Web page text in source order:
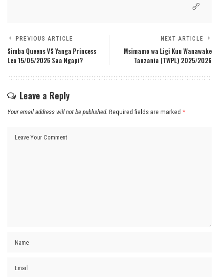
PREVIOUS ARTICLE
Simba Queens VS Yanga Princess
Leo 15/05/2026 Saa Ngapi?
NEXT ARTICLE
Msimamo wa Ligi Kuu Wanawake
Tanzania (TWPL) 2025/2026
Leave a Reply
Your email address will not be published. Required fields are marked *